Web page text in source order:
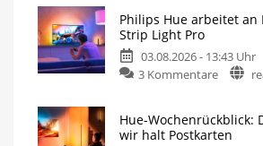
Philips Hue arbeitet an
Strip Light Pro
03.08.2026 - 13:43 Uhr
3 Kommentare
Hue-Wochenrückblick:
wir halt Postkarten